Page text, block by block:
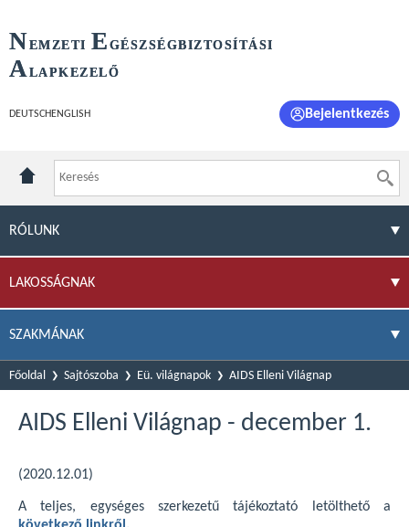
NEMZETI E GÉSZSÉGBIZTOSÍTÁSI
ALAPKEZELŐ
DEUTSCH ENGLISH Bejelentkezés
RÓLUNK
LAKOSSÁGNAK
SZAKMÁNAK
Főoldal Sajtószoba Eü. világnapok AIDS Elleni Világnap
AIDS Elleni Világnap - december 1.
(2020.12.01)
A teljes, egységes szerkezetű tájékoztató letölthető a